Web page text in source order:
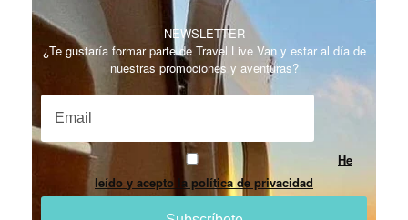
NEWSLETTER
¿Te gustaría formar parte de Travel Live Van y estar al día de
nuestras promociones y aventuras?
He
leído y acepto la política de privacidad